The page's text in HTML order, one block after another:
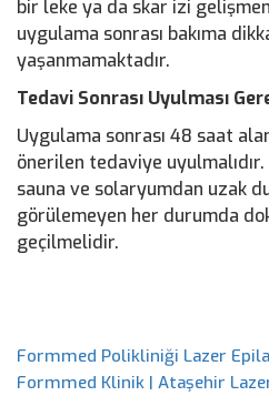
bir leke ya da skar izi
uygulama sonrası bakıma
yaşanmamaktadır.
Tedavi Sonrası Uyulması
Uygulama sonrası 48 saat
önerilen tedaviye
sauna ve solaryumdan uzak
görülemeyen her durumda
geçilmelidir.
Formmed Polikliniği Lazer
Formmed Klinik | Ataşehir